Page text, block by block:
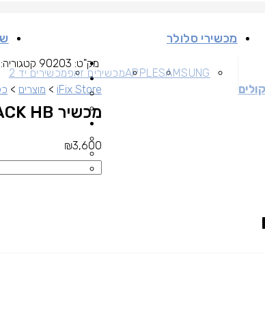
מכשירי סלולר
SAMSUNG
APPLEמכשירים זאפמכשירים יד 2
iFix Store
> מוצרים >
מכשיר IPHONE 12 64GB BLACK HB
₪3,600
מק"ט: 90203 קטגוריה: